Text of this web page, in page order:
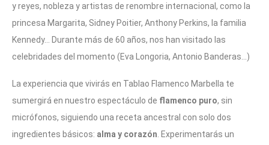
y reyes, nobleza y artistas de renombre internacional, como la
princesa Margarita, Sidney Poitier, Anthony Perkins, la familia
Kennedy… Durante más de 60 años, nos han visitado las
celebridades del momento (Eva Longoria, Antonio Banderas…)
La experiencia que vivirás en Tablao Flamenco Marbella te
sumergirá en nuestro espectáculo de flamenco puro, sin
micrófonos, siguiendo una receta ancestral con solo dos
ingredientes básicos: alma y corazón . Experimentarás un